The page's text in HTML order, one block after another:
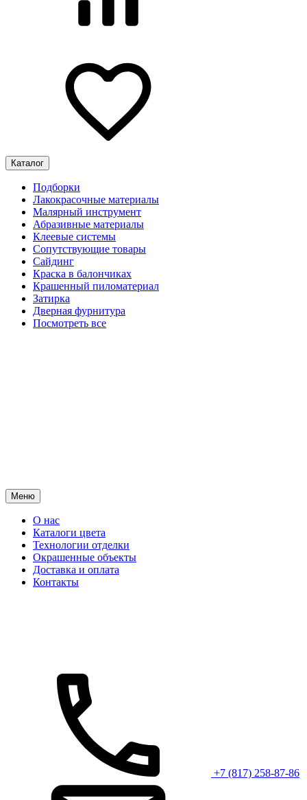
Каталог
Подборки
Лакокрасочные материалы
Малярный инструмент
Абразивные материалы
Клеевые системы
Сопутствующие товары
Сайдинг
Краска в балончиках
Крашенный пиломатериал
Затирка
Дверная фурнитура
Посмотреть все
Меню
О нас
Каталоги цвета
Технологии отделки
Окрашенные объекты
Доставка и оплата
Контакты
+7 (817) 258-87-86